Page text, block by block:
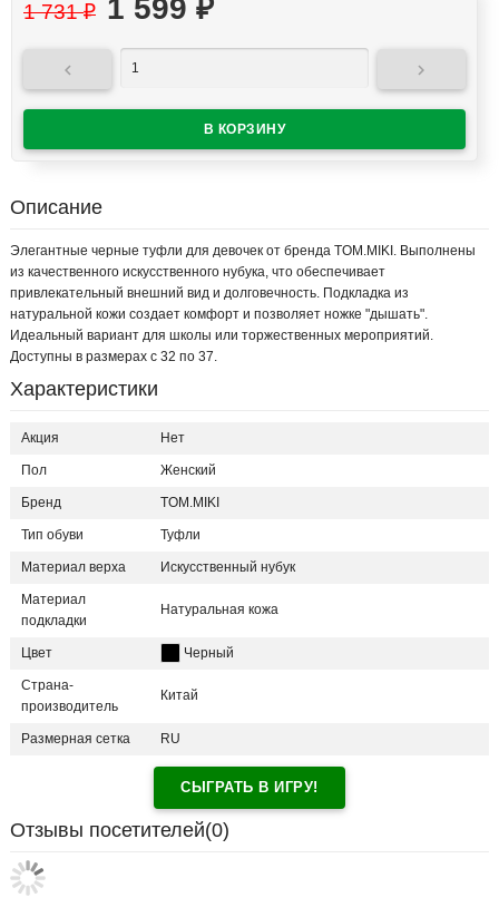
1 731₽ 1 599 ₽
 
Описание
Элегантные черные туфли для девочек от бренда TOM.MIKI. Выполнены
из качественного искусственного нубука, что обеспечивает
привлекательный внешний вид и долговечность. Подкладка из
натуральной кожи создает комфорт и позволяет ножке "дышать".
Идеальный вариант для школы или торжественных мероприятий.
Доступны в размерах с 32 по 37.
Характеристики
Акция Нет
Пол Женский
Бренд TOM.MIKI
Тип обуви Туфли
Материал верха Искусственный нубук
Материал
подкладки
Натуральная кожа
Цвет Черный
Страна-
производитель
Китай
Размерная сетка RU
СЫГРАТЬ В ИГРУ!
Отзывы посетителей(0)